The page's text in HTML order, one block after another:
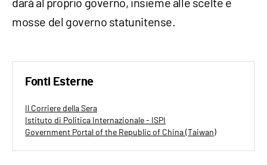
mosse del governo statunitense.
Fonti Esterne
Il Corriere della Sera
Istituto di Politica Internazionale - ISPI
Government Portal of the Republic of China (Taiwan)